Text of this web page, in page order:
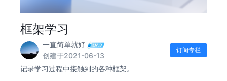
框架学习
一直简单就好
创建于2021-06-13
订阅专栏
记录学习过程中接触到的各种框架。